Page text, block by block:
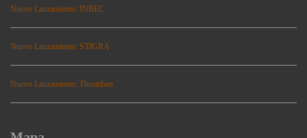
Nuevo Lanzamiento: INBEC
Nuevo Lanzamiento: STIGRA
Nuevo Lanzamiento: Thromban